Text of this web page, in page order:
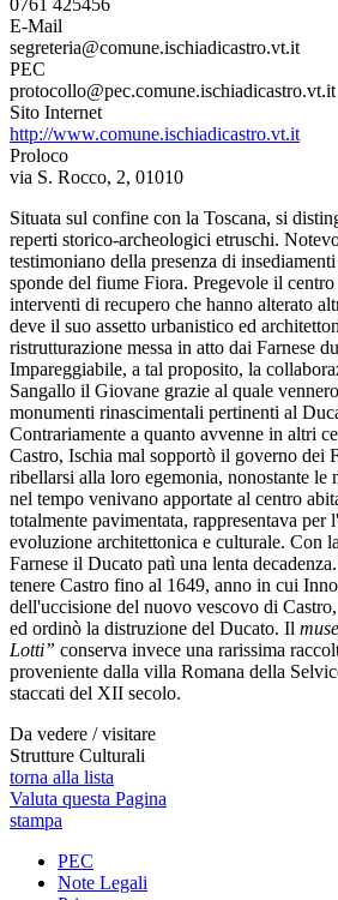
0761 425456
E-Mail
segreteria@comune.ischiadicastro.vt.it
PEC
protocollo@pec.comune.ischiadicastro.vt.it
Sito Internet
http://www.comune.ischiadicastro.vt.it
Proloco
via S. Rocco, 2, 01010
Situata sul confine con la Toscana, si
reperti storico-archeologici etruschi.
testimoniano della presenza di
sponde del fiume Fiora. Pregevole il
interventi di recupero che hanno alterato
deve il suo assetto urbanistico ed
ristrutturazione messa in atto dai Farnese
Impareggiabile, a tal proposito, la
Sangallo il Giovane grazie al quale
monumenti rinascimentali pertinenti al
Contrariamente a quanto avvenne in altri
Castro, Ischia mal sopportò il governo dei
ribellarsi alla loro egemonia, nonostante le
nel tempo venivano apportate al centro
totalmente pavimentata, rappresentava per
evoluzione architettonica e culturale. Con
Farnese il Ducato patì una lenta
tenere Castro fino al 1649, anno in cui
dell'uccisione del nuovo vescovo di
ed ordinò la distruzione del Ducato. Il
Lotti” conserva invece una rarissima
proveniente dalla villa Romana della
staccati del XII secolo.
Da vedere / visitare
Strutture Culturali
torna alla lista
Valuta questa Pagina
stampa
PEC
Note Legali